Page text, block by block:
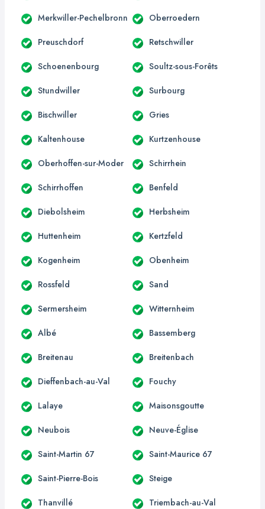
Merkwiller-Pechelbronn Oberroedern
Preuschdorf Retschwiller
Schoenenbourg Soultz-sous-Forêts
Stundwiller Surbourg
Bischwiller Gries
Kaltenhouse Kurtzenhouse
Oberhoffen-sur-Moder Schirrhein
Schirrhoffen Benfeld
Diebolsheim Herbsheim
Huttenheim Kertzfeld
Kogenheim Obenheim
Rossfeld Sand
Sermersheim Witternheim
Albé Bassemberg
Breitenau Breitenbach
Dieffenbach-au-Val Fouchy
Lalaye Maisonsgoutte
Neubois Neuve-Église
Saint-Martin 67 Saint-Maurice 67
Saint-Pierre-Bois Steige
Thanvillé Triembach-au-Val